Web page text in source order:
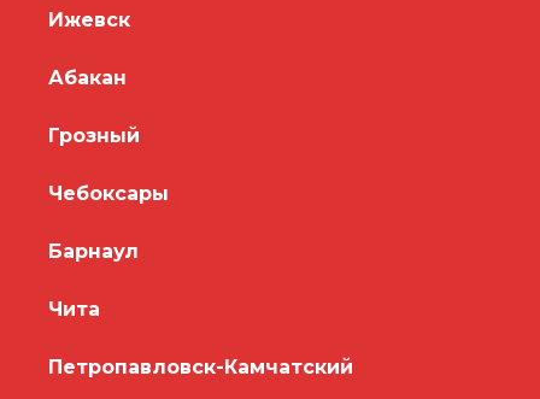
Ижевск
Абакан
Грозный
Чебоксары
Барнаул
Чита
Петропавловск-Камчатский